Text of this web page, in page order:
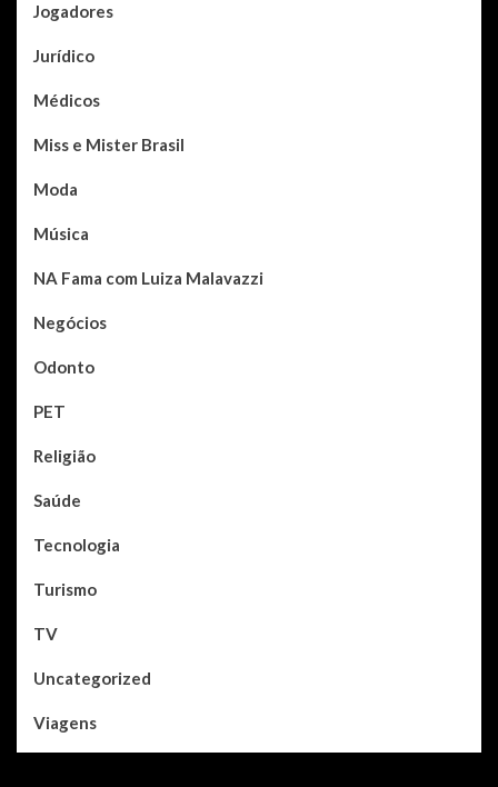
Jogadores
Jurídico
Médicos
Miss e Mister Brasil
Moda
Música
NA Fama com Luiza Malavazzi
Negócios
Odonto
PET
Religião
Saúde
Tecnologia
Turismo
TV
Uncategorized
Viagens